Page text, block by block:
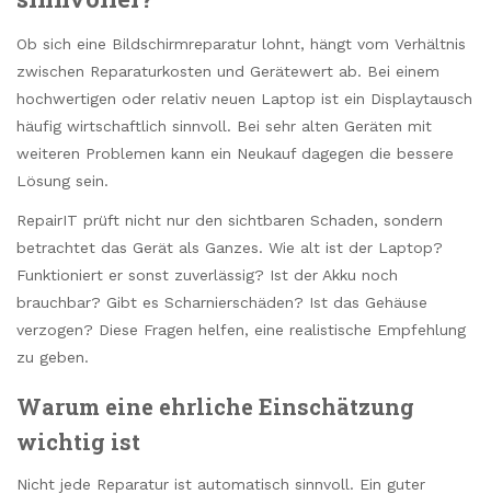
Ob sich eine Bildschirmreparatur lohnt, hängt vom Verhältnis
zwischen Reparaturkosten und Gerätewert ab. Bei einem
hochwertigen oder relativ neuen Laptop ist ein Displaytausch
häufig wirtschaftlich sinnvoll. Bei sehr alten Geräten mit
weiteren Problemen kann ein Neukauf dagegen die bessere
Lösung sein.
RepairIT prüft nicht nur den sichtbaren Schaden, sondern
betrachtet das Gerät als Ganzes. Wie alt ist der Laptop?
Funktioniert er sonst zuverlässig? Ist der Akku noch
brauchbar? Gibt es Scharnierschäden? Ist das Gehäuse
verzogen? Diese Fragen helfen, eine realistische Empfehlung
zu geben.
Warum eine ehrliche Einschätzung
wichtig ist
Nicht jede Reparatur ist automatisch sinnvoll. Ein guter